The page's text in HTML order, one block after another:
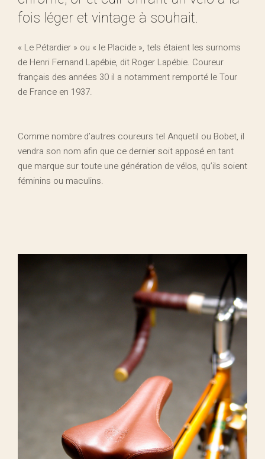
fois léger et vintage à souhait.
« Le Pétardier » ou « le Placide », tels étaient les surnoms
de Henri Fernand Lapébie, dit Roger Lapébie. Coureur
français des années 30 il a notamment remporté le Tour
de France en 1937.
Comme nombre d’autres coureurs tel Anquetil ou Bobet, il
vendra son nom afin que ce dernier soit apposé en tant
que marque sur toute une génération de vélos, qu’ils soient
féminins ou maculins.